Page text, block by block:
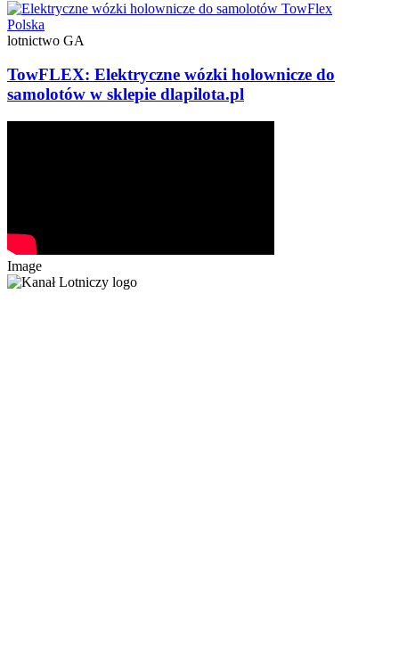
Polska
lotnictwo GA
TowFLEX: Elektryczne wózki holownicze do
samolotów w sklepie dlapilota.pl
Image